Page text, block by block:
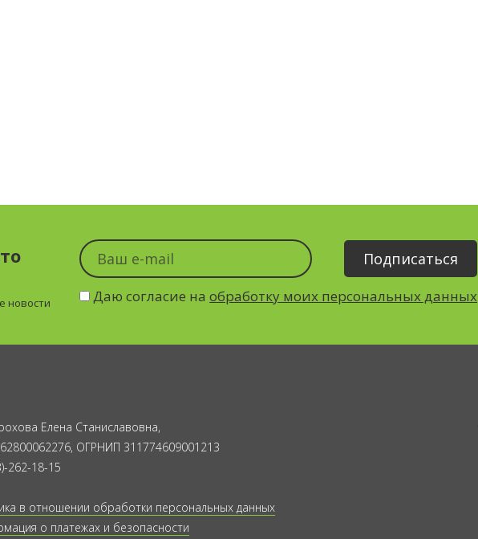
новости
Даю согласие наобработку моих персональных данных
Елена Станиславовна,
ОГРНИП 311774609001213
262-18-15
в отношении обработки персональных данных
о платежах и безопасности